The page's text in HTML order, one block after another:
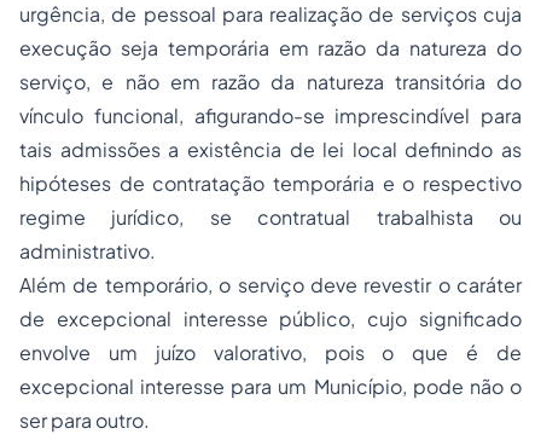
urgência, de pessoal para realização de serviços cuja
execução seja temporária em razão da natureza do
serviço, e não em razão da natureza transitória do
vínculo funcional, afigurando-se imprescindível para
tais admissões a existência de lei local definindo as
hipóteses de contratação temporária e o respectivo
regime jurídico, se contratual trabalhista ou
administrativo.
Além de temporário, o serviço deve revestir o caráter
de excepcional interesse público, cujo significado
envolve um juízo valorativo, pois o que é de
excepcional interesse para um Município, pode não o
ser para outro.